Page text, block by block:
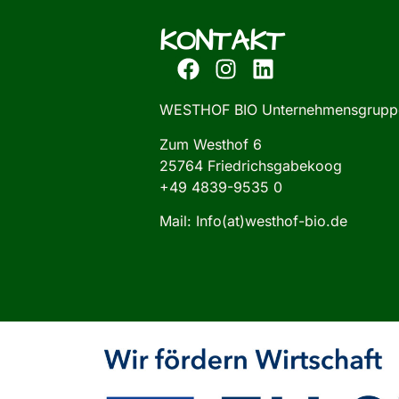
KONTAKT
WESTHOF BIO
Zum Westhof 6
25764 Friedrichsgabekoog
+49 4839-9535 0
Mail: Info(at)westhof-bio.de